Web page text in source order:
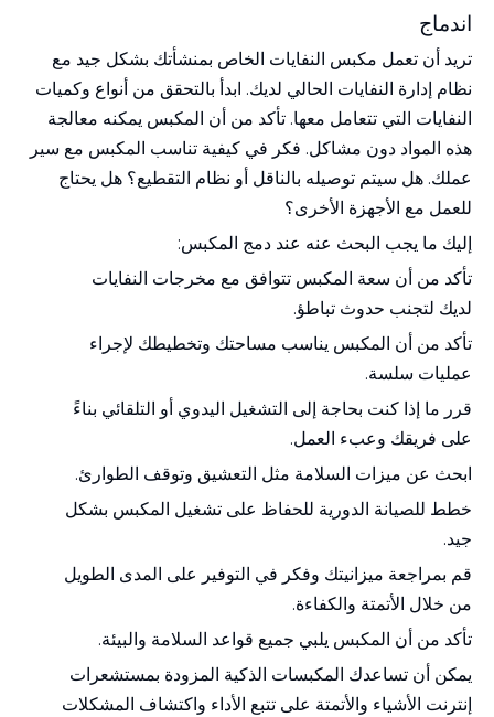
اندماج
تريد أن تعمل مكبس النفايات الخاص بمنشأتك بشكل جيد مع
نظام إدارة النفايات الحالي لديك. ابدأ بالتحقق من أنواع وكميات
النفايات التي تتعامل معها. تأكد من أن المكبس يمكنه معالجة
هذه المواد دون مشاكل. فكر في كيفية تناسب المكبس مع سير
عملك. هل سيتم توصيله بالناقل أو نظام التقطيع؟ هل يحتاج
للعمل مع الأجهزة الأخرى؟
إليك ما يجب البحث عنه عند دمج المكبس:
تأكد من أن سعة المكبس تتوافق مع مخرجات النفايات
لديك لتجنب حدوث تباطؤ.
تأكد من أن المكبس يناسب مساحتك وتخطيطك لإجراء
عمليات سلسة.
قرر ما إذا كنت بحاجة إلى التشغيل اليدوي أو التلقائي بناءً
على فريقك وعبء العمل.
ابحث عن ميزات السلامة مثل التعشيق وتوقف الطوارئ.
خطط للصيانة الدورية للحفاظ على تشغيل المكبس بشكل
جيد.
قم بمراجعة ميزانيتك وفكر في التوفير على المدى الطويل
من خلال الأتمتة والكفاءة.
تأكد من أن المكبس يلبي جميع قواعد السلامة والبيئة.
يمكن أن تساعدك المكبسات الذكية المزودة بمستشعرات
إنترنت الأشياء والأتمتة على تتبع الأداء واكتشاف المشكلات